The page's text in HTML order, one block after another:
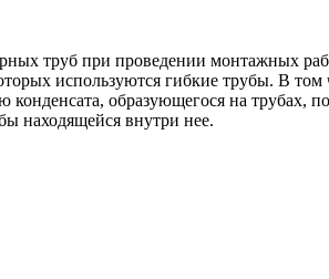
труб при проведении монтажных
используются гибкие трубы. В
образующегося на трубах,
находящейся внутри нее.